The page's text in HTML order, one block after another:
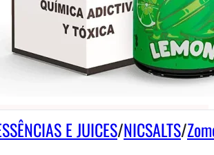
E JUICES/NICSALTS/